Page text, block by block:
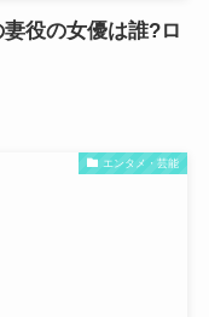
役の女優は誰?ロ
エンタメ・芸能